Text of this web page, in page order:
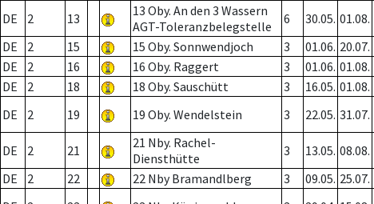
DE
2 13
13 Oby. An den 3 Wassern
AGT-Toleranzbelegstelle
6 30.05. 01.08.
DE
2 15 15 Oby. Sonnwendjoch 3 01.06. 20.07.
DE
2 16 16 Oby. Raggert 3 01.06. 01.08.
DE
2 18 18 Oby. Sauschütt 3 16.05. 01.08.
DE
2 19 19 Oby. Wendelstein 3 22.05. 31.07.
DE 2 21
21 Nby. Rachel-
Diensthütte
3 13.05. 08.08.
DE
2 22 22 Nby Bramandlberg 3 09.05. 25.07.